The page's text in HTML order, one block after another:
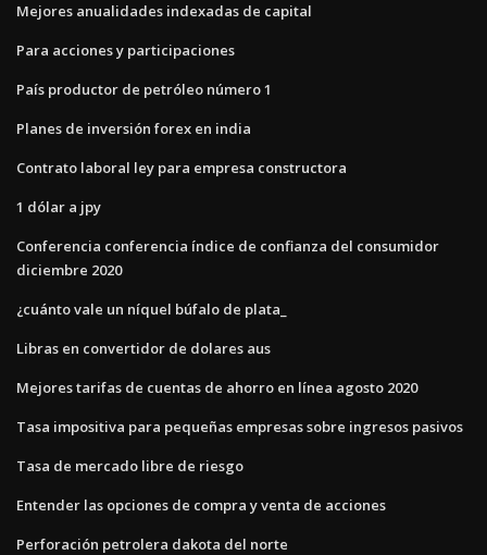
Mejores anualidades indexadas de capital
Para acciones y participaciones
País productor de petróleo número 1
Planes de inversión forex en india
Contrato laboral ley para empresa constructora
1 dólar a jpy
Conferencia conferencia índice de confianza del consumidor
diciembre 2020
¿cuánto vale un níquel búfalo de plata_
Libras en convertidor de dolares aus
Mejores tarifas de cuentas de ahorro en línea agosto 2020
Tasa impositiva para pequeñas empresas sobre ingresos pasivos
Tasa de mercado libre de riesgo
Entender las opciones de compra y venta de acciones
Perforación petrolera dakota del norte